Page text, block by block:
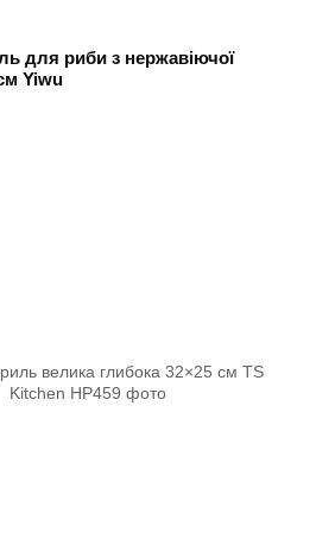
для риби з нержавіючої
Yiwu